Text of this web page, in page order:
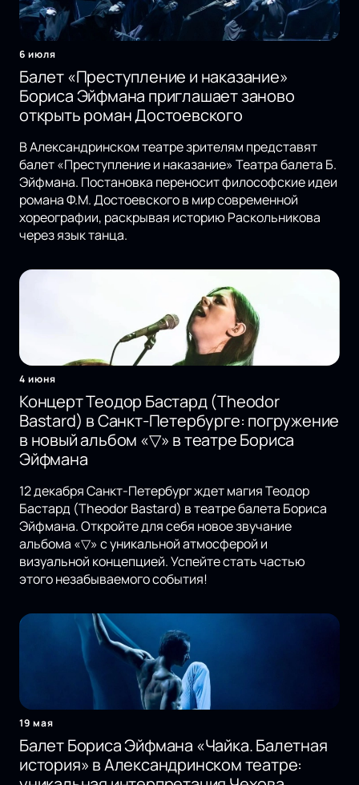
6 июля
Балет «Преступление и наказание»
Бориса Эйфмана приглашает заново
открыть роман Достоевского
В Александринском театре зрителям представят
балет «Преступление и наказание» Театра балета Б.
Эйфмана. Постановка переносит философские идеи
романа Ф.М. Достоевского в мир современной
хореографии, раскрывая историю Раскольникова
через язык танца.
4 июня
Концерт Теодор Бастард (Theodor
Bastard) в Санкт-Петербурге: погружение
в новый альбом «▽» в театре Бориса
Эйфмана
12 декабря Санкт-Петербург ждет магия Теодор
Бастард (Theodor Bastard) в театре балета Бориса
Эйфмана. Откройте для себя новое звучание
альбома «▽» с уникальной атмосферой и
визуальной концепцией. Успейте стать частью
этого незабываемого события!
19 мая
Балет Бориса Эйфмана «Чайка. Балетная
история» в Александринском театре: